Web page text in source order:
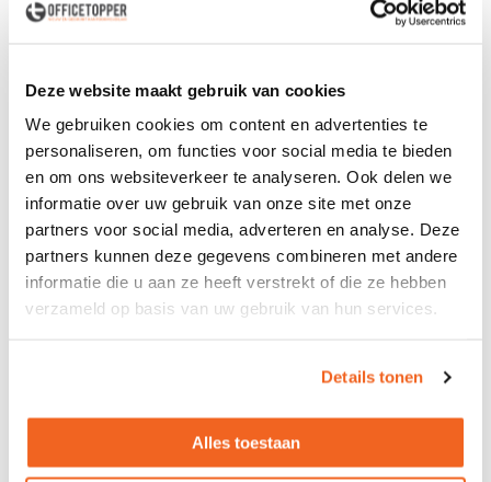
Deze website maakt gebruik van cookies
We gebruiken cookies om content en advertenties te
personaliseren, om functies voor social media te bieden
en om ons websiteverkeer te analyseren. Ook delen we
informatie over uw gebruik van onze site met onze
partners voor social media, adverteren en analyse. Deze
partners kunnen deze gegevens combineren met andere
informatie die u aan ze heeft verstrekt of die ze hebben
verzameld op basis van uw gebruik van hun services.
Details tonen
Alles toestaan
Niet leverbaar
Leveringin België
Voor zowel ParticulieralsZakelijk
ProfessioneleBezorg- en Montageservice
- Roldeurkast - Afm.: 120x43x75cm (bxdxh) - Kleur
topblad: wit - Kleur ombouw: wit - Indeling: 1